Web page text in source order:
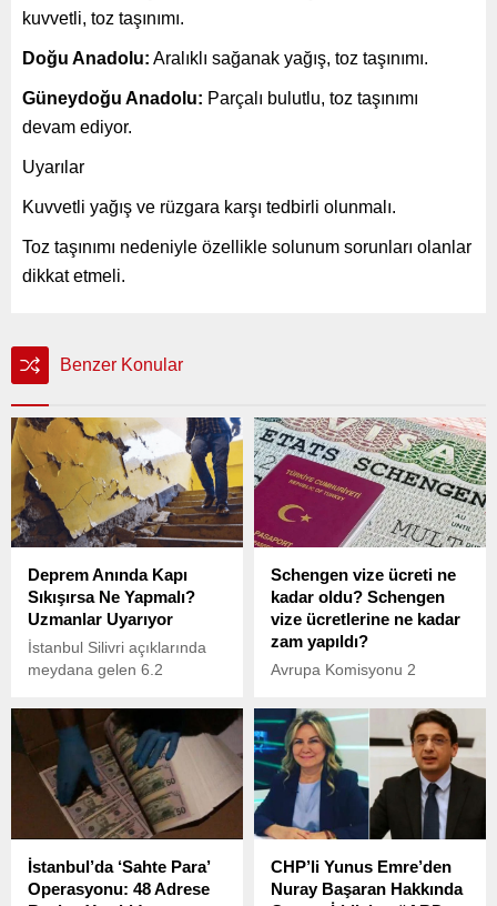
kuvvetli, toz taşınımı.
Doğu Anadolu: Aralıklı sağanak yağış, toz taşınımı.
Güneydoğu Anadolu: Parçalı bulutlu, toz taşınımı
devam ediyor.
Uyarılar
Kuvvetli yağış ve rüzgara karşı tedbirli olunmalı.
Toz taşınımı nedeniyle özellikle solunum sorunları olanlar
dikkat etmeli.
Benzer Konular
Deprem Anında Kapı
Sıkışırsa Ne Yapmalı?
Uzmanlar Uyarıyor
İstanbul Silivri açıklarında
meydana gelen 6.2
ardından vatandaşlar, olası
riskler konusunda
endişelenmeye başladı. Bu
risklerden biri de deprem
anında iç kapıların
sıkışması. Uzmanlar, bu tür
sahip olmanın hayati önem
taşıdığına dikkat çekiyor.
Schengen vize ücreti ne
kadar oldu? Schengen
vize ücretlerine ne kadar
zam yapıldı?
Avrupa Komisyonu 2
ücret artışına ilişkin bir
taslak sundu. Teklifin
yasalaşması halinde fiyat
artışı belli oldu. Peki,
Schengen vize ücreti ne
kadar oldu? Schengen vize
yapıldı?
İstanbul’da ‘Sahte Para’
Operasyonu: 48 Adrese
CHP’li Yunus Emre’den
Nuray Başaran Hakkında